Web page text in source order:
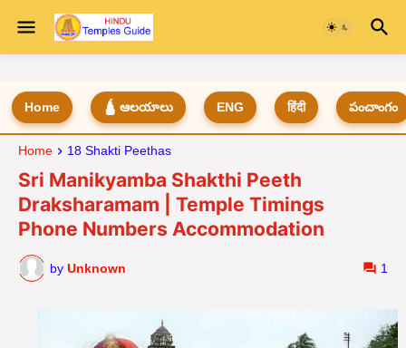
Home 🛕 ఆలయాలు ENG हिंदी పంచాంగం
Home 18 Shakti Peethas
Sri Manikyamba Shakthi Peeth
Draksharamam | Temple Timings
Phone Numbers Accommodation
by Unknown 1